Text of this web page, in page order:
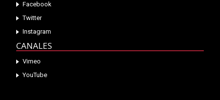
Facebook
Twitter
Instagram
CANALES
Vimeo
YouTube